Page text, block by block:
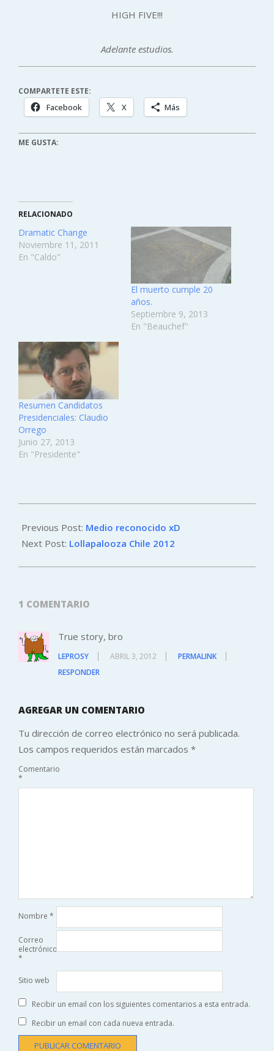
HIGH FIVE!!!
Adelante estudios.
COMPARTETE ESTE:
Facebook X Más
ME GUSTA:
RELACIONADO
Dramatic Change
Noviembre 11, 2011
En "Caldo"
El muerto cumple 20
años.
Septiembre 9, 2013
En "Beauchef"
Resumen Candidatos
Presidenciales: Claudio
Orrego
Junio 27, 2013
En "Presidente"
04-
01
Previous Post: Medio reconocido xD
Next Post: Lollapalooza Chile 2012
1 COMENTARIO
True story, bro
LEPROSY ABRIL 3, 2012
PERMALINK
RESPONDER
AGREGAR UN COMENTARIO
Tu dirección de correo electrónico no será publicada.
Los campos requeridos están marcados *
Comentario
*
Nombre *
Correo
electrónico
*
Sitio web
Recibir un email con los siguientes comentarios a esta entrada.
Recibir un email con cada nueva entrada.